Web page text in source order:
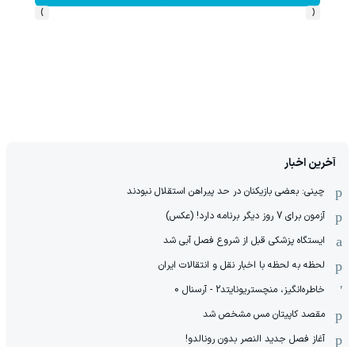
‹
›
آخرین اخبار
چینی: بعضی بازیکنان در حد پیراهن استقلال نبودند
آزمون برای 7 روز دیگر برنامه دارد! (عکس)
ایستگاه پزشکی قبل از شروع فصل آبی شد
لحظه به لحظه با اخبار نقل و انتقالات ایران
خاطره‌انگیز، منچستریونایتد2 - آرسنال 0
مقصد کاپیتان مس مشخص شد
آغاز فصل جدید النصر بدون رونالدو!